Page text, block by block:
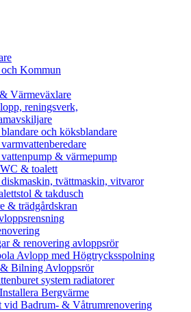
Kommun
Värmeväxlare
reningsverk,
och köksblandare
& värmepump
& toalett
tvättmaskin, vitvaror
& takdusch
& trädgårdskran
& renovering avloppsrör
Avlopp med Högtrycksspolning
Bilning Avloppsrör
system radiatorer
Bergvärme
vid Badrum- & Våtrumrenovering